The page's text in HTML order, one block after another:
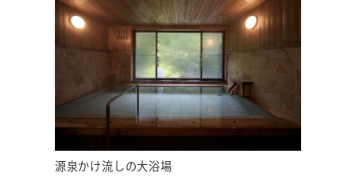
源泉かけ流しの大浴場